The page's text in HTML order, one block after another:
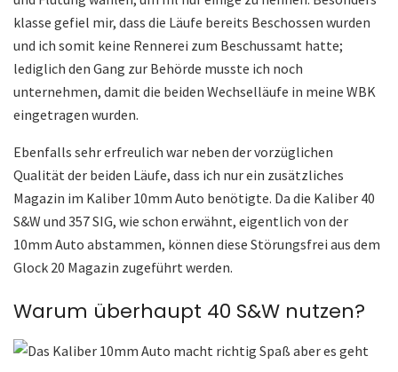
klasse gefiel mir, dass die Läufe bereits Beschossen wurden
und ich somit keine Rennerei zum Beschussamt hatte;
lediglich den Gang zur Behörde musste ich noch
unternehmen, damit die beiden Wechselläufe in meine WBK
eingetragen wurden.
Ebenfalls sehr erfreulich war neben der vorzüglichen
Qualität der beiden Läufe, dass ich nur ein zusätzliches
Magazin im Kaliber 10mm Auto benötigte. Da die Kaliber 40
S&W und 357 SIG, wie schon erwähnt, eigentlich von der
10mm Auto abstammen, können diese Störungsfrei aus dem
Glock 20 Magazin zugeführt werden.
Warum überhaupt 40 S&W nutzen?
Das Kaliber 10mm Auto macht richtig Spaß aber es geht